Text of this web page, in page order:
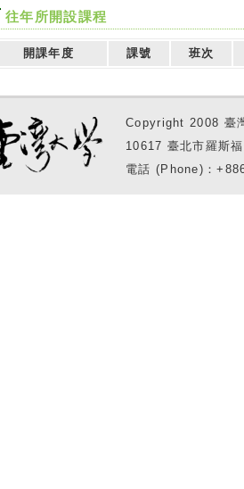
往年所開設課程
開課年度 課號 班次
Copyright 2008 臺
10617 臺北市羅斯
電話 (Phone)：